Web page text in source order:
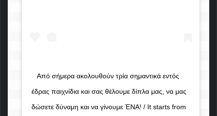
Από σήμερα ακολουθούν τρία σημαντικά εντός
έδρας παιχνίδια και σας θέλουμε δίπλα μας, να μας
δώσετε δύναμη και να γίνουμε ΈΝΑ! / It starts from